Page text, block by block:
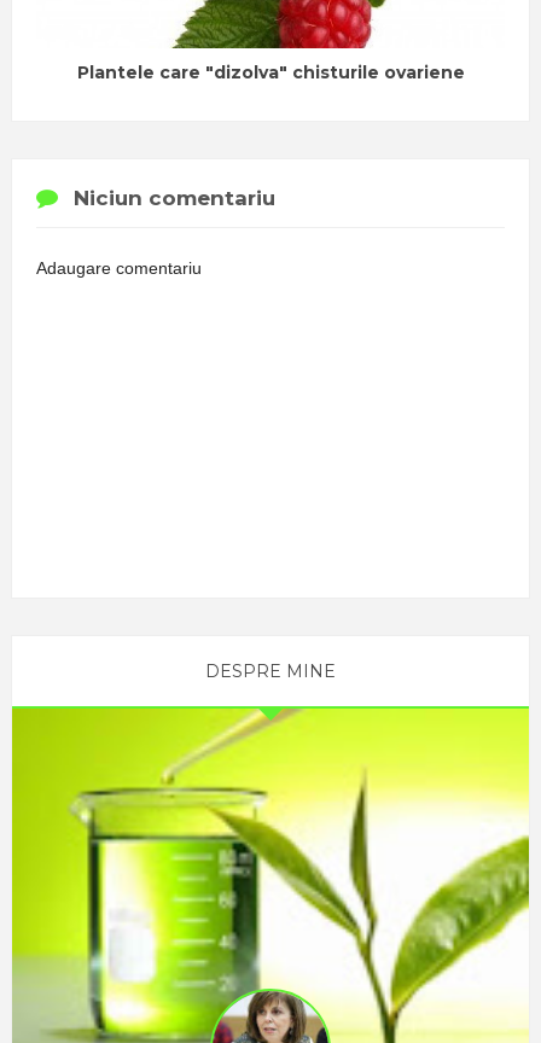
Plantele care "dizolva" chisturile ovariene
Niciun comentariu
Adaugare comentariu
DESPRE MINE